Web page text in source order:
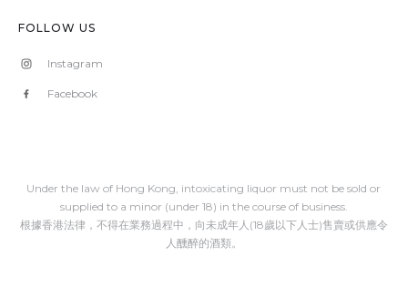
FOLLOW US
Instagram
Facebook
Under the law of Hong Kong, intoxicating liquor must not be sold or
supplied to a minor (under 18) in the course of business.
根據香港法律，不得在業務過程中，向未成年人(18歲以下人士)售賣或供應令
人醺醉的酒類。